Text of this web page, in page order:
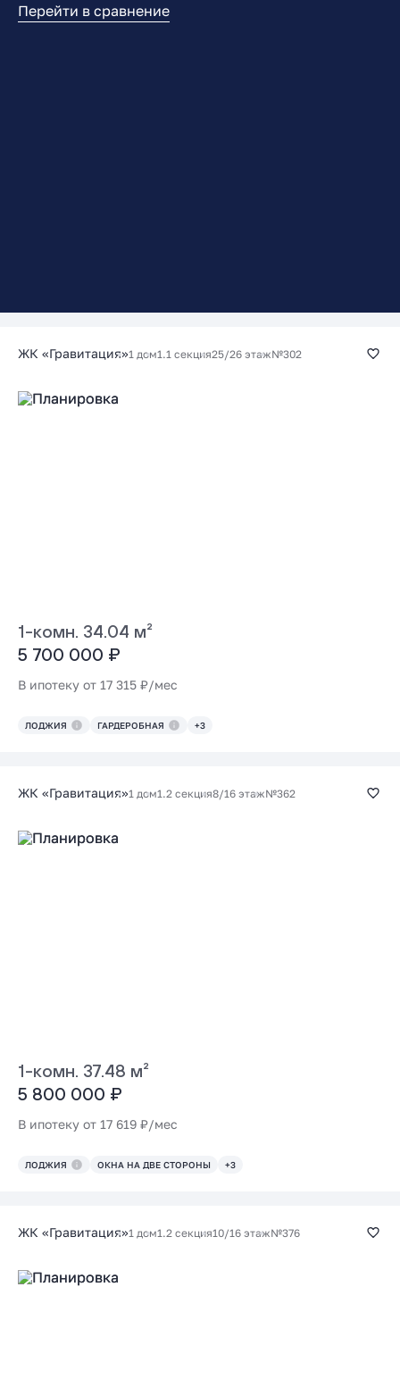
Перейти в сравнение
ЖК «Гравитация»1 дом1.1 секция25/26 этаж№302
1-комн. 34.04 м²
5 700 000 ₽
В ипотеку от 17 315 ₽/мес
ЛОДЖИЯ ГАРДЕРОБНАЯ +3
ЖК «Гравитация»1 дом1.2 секция8/16 этаж№362
1-комн. 37.48 м²
5 800 000 ₽
В ипотеку от 17 619 ₽/мес
ЛОДЖИЯ ОКНА НА ДВЕ СТОРОНЫ +3
ЖК «Гравитация»1 дом1.2 секция10/16 этаж№376